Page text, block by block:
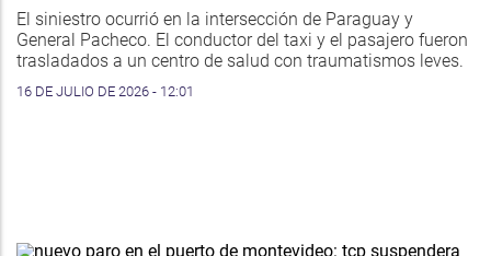
El siniestro ocurrió en la intersección de Paraguay y
General Pacheco. El conductor del taxi y el pasajero fueron
trasladados a un centro de salud con traumatismos leves.
16 DE JULIO DE 2026 - 12:01